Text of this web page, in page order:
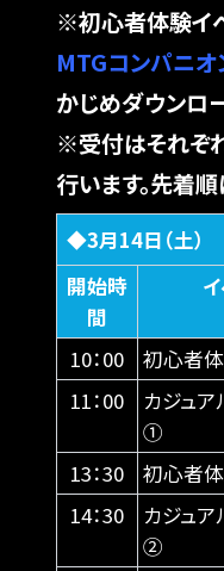
※初心者体験イ
MTGコンパニ
かじめダウンロ
※受付はそれぞ
行います。先着順
◆3月14日（土）
開始時
間
10：00
初心者
11：00
カジュア
①
13：30
初心者
14：30
カジュア
②